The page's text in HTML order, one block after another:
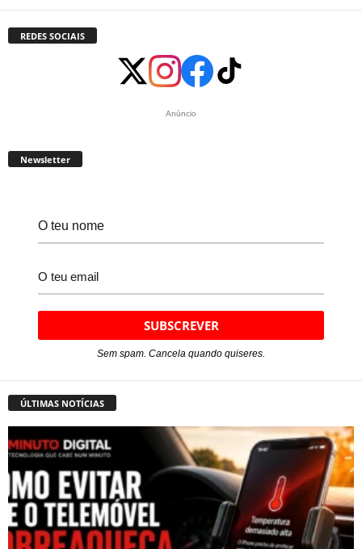
REDES SOCIAIS
Anúncio
Newsletter
Sem spam. Cancela quando quiseres.
ÚLTIMAS NOTÍCIAS